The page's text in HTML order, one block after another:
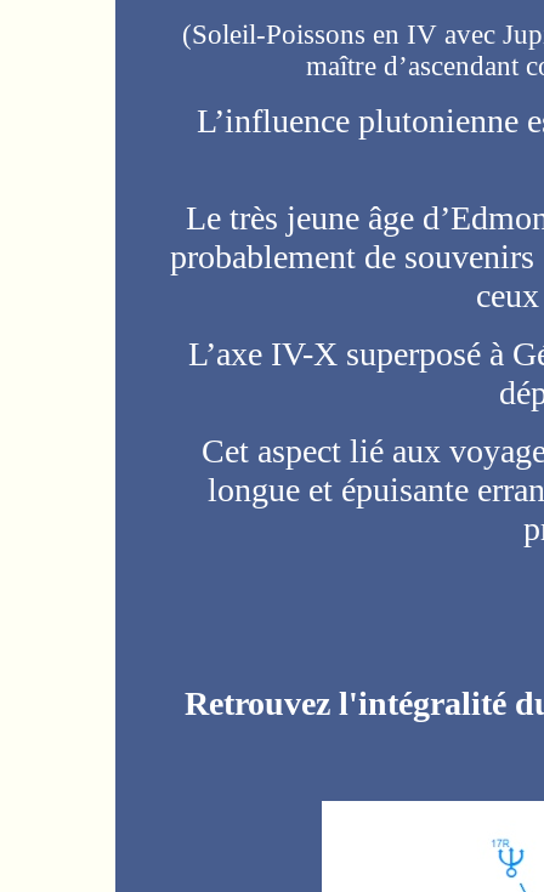
(Soleil-Poissons en IV avec
maître d’ascendant
L’influence plutonienne
Le très jeune âge
probablement de
L’axe IV-X superposé à
Cet aspect lié aux
longue et épuisante
Retrouvez l'intégralité